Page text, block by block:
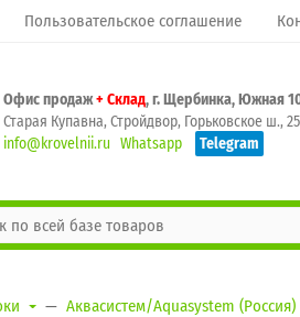
Пользовательское соглашение
Офис продаж+ Склад, г. Щербинка, Южная
Старая Купавна, Стройдвор, Горьковское ш.,
info@krovelnii.ru Whatsapp Telegram
Аквасистем/Aquasystem (Россия)